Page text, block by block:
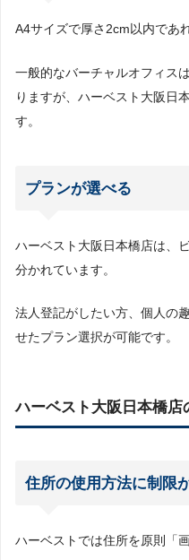
A4サイズで厚さ2cm以内であ
一般的なバーチャルオフィス
りますが、ハーベスト大阪日
す。
プランが選べる
ハーベスト大阪日本橋店は、
分かれています。
法人登記がしたい方、個人の
せたプラン選択が可能です。
ハーベスト大阪日本橋店
住所の使用方法に制限
ハーベストでは住所を原則「